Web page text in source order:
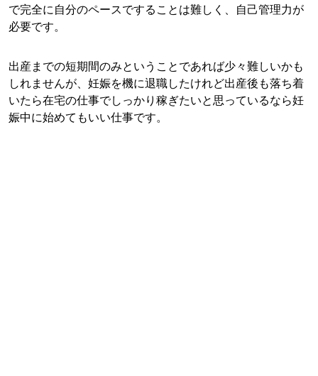
で完全に自分のペースですることは難しく、自己管理力が
必要です。
出産までの短期間のみということであれば少々難しいかも
しれませんが、妊娠を機に退職したけれど出産後も落ち着
いたら在宅の仕事でしっかり稼ぎたいと思っているなら妊
娠中に始めてもいい仕事です。